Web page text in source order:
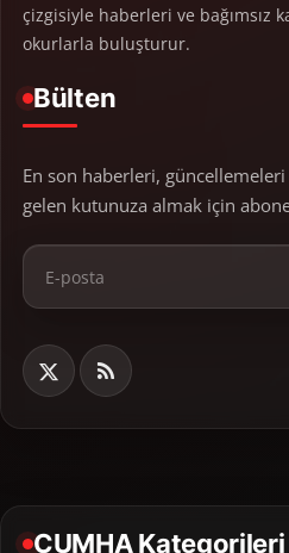
çizgisiyle haberleri ve bağımsız
okurlarla buluşturur.
Bülten
En son haberleri,
gelen kutunuza almak için
CUMHA Kategorileri